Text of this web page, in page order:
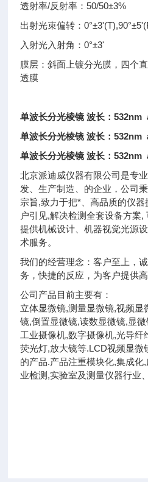
透射率/反射率：50/50±3%
出射光束偏转：
入射光入射角：0°±3'
膜层：斜面上镀分光膜，四个
透膜
单波长分光棱镜 波长：532nm
单波长分光棱镜 波长：532nm
单波长分光棱镜 波长：532nm
北京派迪威仪器有限公司是专
发、生产制造、的企业，公司
宗旨,致力于把*、高品质的仪
户引见,解决检测全套设备方案,
提供机械设计、机器视觉光源
术服务。
我们的经营理念：客户至上，
务，快捷的反应，为客户提供高
公司产品目前主要有：
立体显微镜,测量显微镜,视频显
镜,倒置显微镜,读数显微镜,显
工业摄像机,数字摄像机,光导纤
荧光灯,放大镜等.LCD视频显微
的产品.产品注重模块化,集成化
业检测,实验室及测量仪器行业